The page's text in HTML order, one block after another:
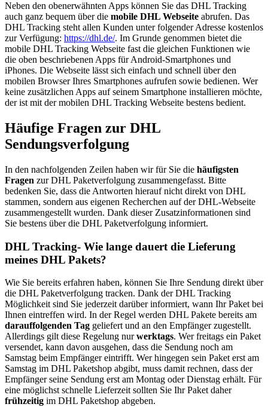
Neben den obenerwähnten Apps können Sie das DHL Tracking
auch ganz bequem über die mobile DHL Webseite abrufen. Das
DHL Tracking steht allen Kunden unter folgender Adresse kostenlos
zur Verfügung: https://dhl.de/. Im Grunde genommen bietet die
mobile DHL Tracking Webseite fast die gleichen Funktionen wie
die oben beschriebenen Apps für Android-Smartphones und
iPhones. Die Webseite lässt sich einfach und schnell über den
mobilen Browser Ihres Smartphones aufrufen sowie bedienen. Wer
keine zusätzlichen Apps auf seinem Smartphone installieren möchte,
der ist mit der mobilen DHL Tracking Webseite bestens bedient.
Häufige Fragen zur DHL
Sendungsverfolgung
In den nachfolgenden Zeilen haben wir für Sie die häufigsten
Fragen zur DHL Paketverfolgung zusammengefasst. Bitte
bedenken Sie, dass die Antworten hierauf nicht direkt von DHL
stammen, sondern aus eigenen Recherchen auf der DHL-Webseite
zusammengestellt wurden. Dank dieser Zusatzinformationen sind
Sie bestens über die DHL Paketverfolgung informiert.
DHL Tracking- Wie lange dauert die Lieferung
meines DHL Pakets?
Wie Sie bereits erfahren haben, können Sie Ihre Sendung direkt über
die DHL Paketverfolgung tracken. Dank der DHL Tracking
Möglichkeit sind Sie jederzeit darüber informiert, wann Ihr Paket bei
Ihnen eintreffen wird. In der Regel werden DHL Pakete bereits am
darauffolgenden Tag geliefert und an den Empfänger zugestellt.
Allerdings gilt diese Regelung nurwerktags. Wer freitags ein Paket
versendet, kann davon ausgehen, dass die Sendung noch am
Samstag beim Empfänger eintrifft. Wer hingegen sein Paket erst am
Samstag im DHL Paketshop abgibt, muss damit rechnen, dass der
Empfänger seine Sendung erst am Montag oder Dienstag erhält. Für
eine möglichst schnelle Lieferzeit sollten Sie Ihr Paket daher
frühzeitig im DHL Paketshop abgeben.